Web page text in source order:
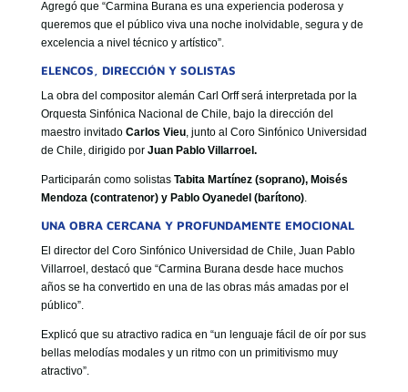
Agregó que “Carmina Burana es una experiencia poderosa y
queremos que el público viva una noche inolvidable, segura y de
excelencia a nivel técnico y artístico”.
ELENCOS, DIRECCIÓN Y SOLISTAS
La obra del compositor alemán Carl Orff será interpretada por la
Orquesta Sinfónica Nacional de Chile, bajo la dirección del
maestro invitado Carlos Vieu, junto al Coro Sinfónico Universidad
de Chile, dirigido por Juan Pablo Villarroel.
Participarán como solistas Tabita Martínez (soprano), Moisés
Mendoza (contratenor) y Pablo Oyanedel (barítono).
UNA OBRA CERCANA Y PROFUNDAMENTE EMOCIONAL
El director del Coro Sinfónico Universidad de Chile, Juan Pablo
Villarroel, destacó que “Carmina Burana desde hace muchos
años se ha convertido en una de las obras más amadas por el
público”.
Explicó que su atractivo radica en “un lenguaje fácil de oír por sus
bellas melodías modales y un ritmo con un primitivismo muy
atractivo”.